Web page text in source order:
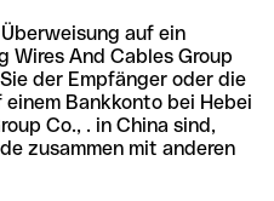
auf ein
Wires And Cables Group
der Empfänger oder die
Bankkonto bei Hebei
Co., . in China sind,
zusammen mit anderen